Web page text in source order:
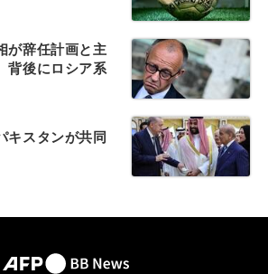
が辞任計画と主
背後にロシア系
キスタンが共同